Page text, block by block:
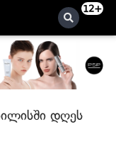
12+
დღეს